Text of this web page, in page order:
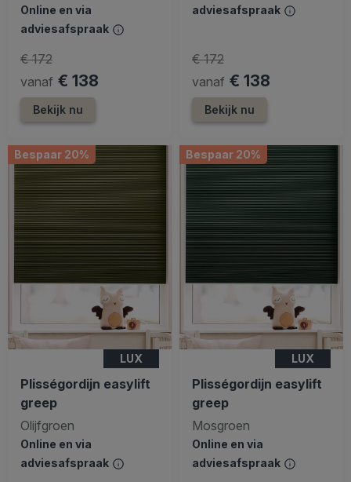
Online en via
adviesafspraak
vanaf € 138
€ 172
Bekijk nu
adviesafspraak
vanaf € 138
€ 172
Bekijk nu
Bespaar 20%
LUX
Plisségordijn easylift
greep
Olijfgroen
Online en via
adviesafspraak
Bespaar 20%
LUX
Plisségordijn easylift
greep
Mosgroen
Online en via
adviesafspraak